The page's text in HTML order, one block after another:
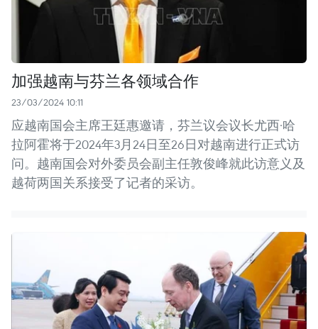
加强越南与芬兰各领域合作
23/03/2024 10:11
应越南国会主席王廷惠邀请，芬兰议会议长尤西·哈
拉阿霍将于2024年3月24日至26日对越南进行正式访
问。越南国会对外委员会副主任敦俊峰就此访意义及
越荷两国关系接受了记者的采访。